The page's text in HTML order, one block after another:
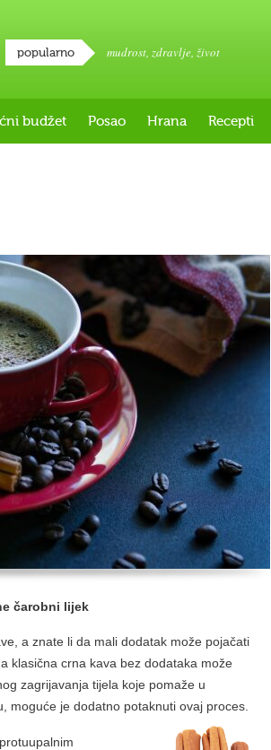
popularno mudrost, zdravlje, život
budžet Posao Hrana Recepti
čarobni lijek
a znate li da mali dodatak može pojačati
klasična crna kava bez dodataka može
zagrijavanja tijela koje pomaže u
moguće je dodatno potaknuti ovaj proces.